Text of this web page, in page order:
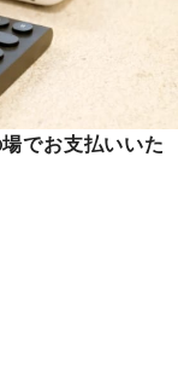
でお支払いいた